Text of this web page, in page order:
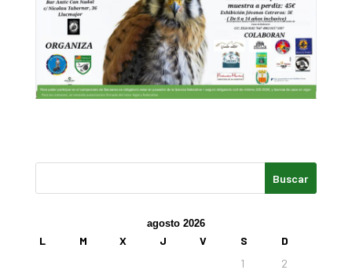
agosto 2026
L M X J V S
D
1
2